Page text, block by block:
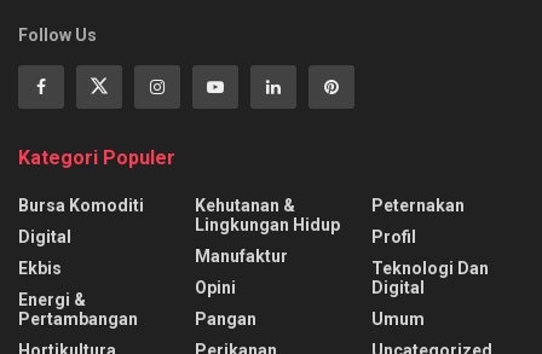
Follow Us
Kategori Populer
Bursa Komoditi
Digital
Ekbis
Energi &
Pertambangan
Kehutanan &
Lingkungan Hidup
Manufaktur
Opini
Pangan
Peternakan
Profil
Teknologi Dan
Digital
Umum